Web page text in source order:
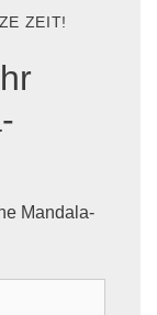
ZEIT!
Mandala-